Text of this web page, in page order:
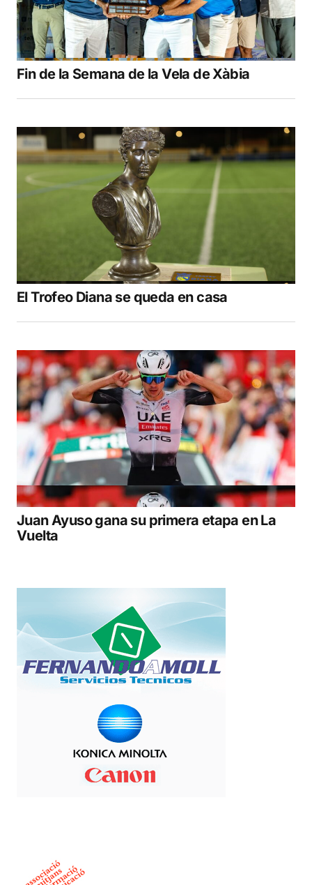
Fin de la Semana de la Vela de Xàbia
El Trofeo Diana se queda en casa
Juan Ayuso gana su primera etapa en La
Vuelta